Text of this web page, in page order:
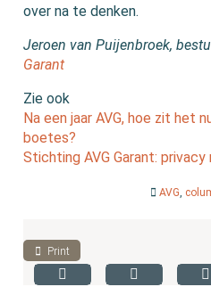
over na te denken.
Jeroen van Puijenbroek,
Garant
Zie ook
Na een jaar AVG, hoe zit het
boetes?
Stichting AVG Garant: privacy
AVG,
Print